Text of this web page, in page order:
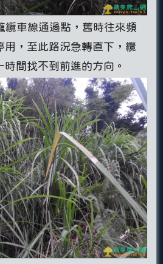
車線通過點，舊時往來頻
用，至此路況急轉直下，纜
間找不到前進的方向。